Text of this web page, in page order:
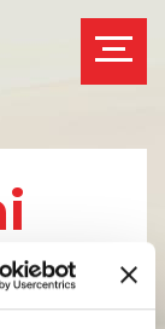
noto che,
il